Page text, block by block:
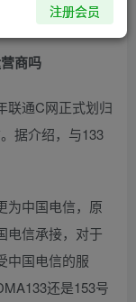
商吗
联通C网正式划归
据介绍，与133
为中国电信，原
电信承接，对于
中国电信的服
还是153号
注册会员